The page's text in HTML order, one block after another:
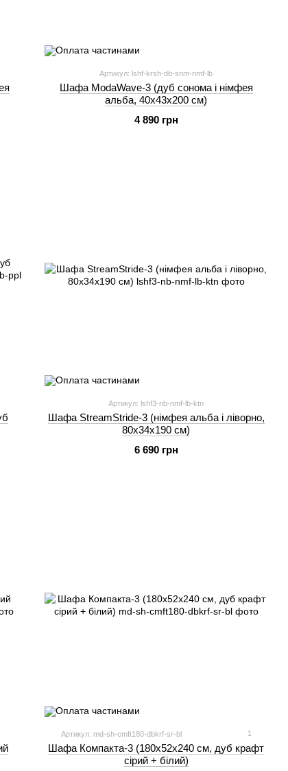
Артикул: lshf-krsh-db-snm-nmf-lb
Шафа ModaWave-3 (дуб сонома і німфея
альба, 40х43х200 см)
4 890 грн
Артикул: lshf3-nb-nmf-lb-ktn
Шафа StreamStride-3 (німфея альба і ліворно,
80х34х190 см)
6 690 грн
Артикул: md-sh-cmft180-dbkrf-sr-bl 1
Шафа Компакта-3 (180х52х240 см, дуб крафт
сірий + білий)